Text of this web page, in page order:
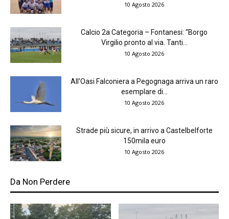
10 Agosto 2026
Calcio 2a Categoria – Fontanesi: “Borgo
Virgilio pronto al via. Tanti...
10 Agosto 2026
All’Oasi Falconiera a Pegognaga arriva un raro
esemplare di...
10 Agosto 2026
Strade più sicure, in arrivo a Castelbelforte
150mila euro
10 Agosto 2026
Da Non Perdere